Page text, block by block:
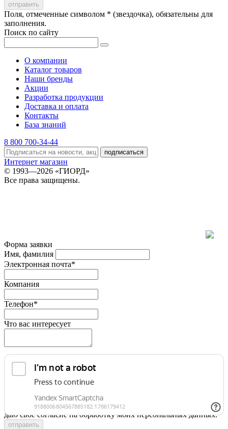
Поля, отмеченные символом * (звездочка), обязательны для
заполнения.
Поиск по сайту
О компании
Каталог товаров
Наши бренды
Акции
Разработка продукции
Доставка и оплата
Контакты
База знаний
8 800 700-34-44
подписаться
Интернет магазин
© 1993—2026 «ГИОРД»
Все права защищены.
Форма заявки
Имя, фамилия
Электронная почта*
Компания
Телефон*
Что вас интересует
Я принимаю условияПолитики конфиденциальности
даю свое согласие на обработку моих персональных данных.